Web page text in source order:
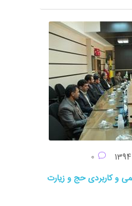
و کاربردی حج و زیارت